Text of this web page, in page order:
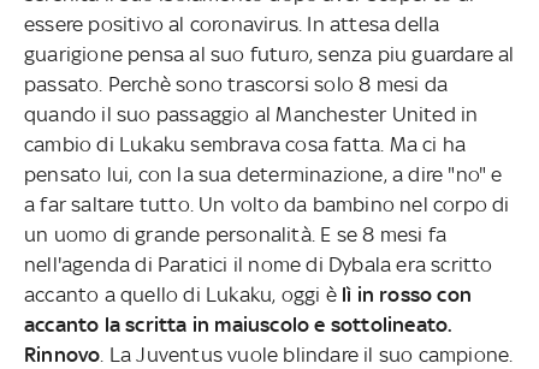
essere positivo al coronavirus. In attesa della
guarigione pensa al suo futuro, senza piu guardare al
passato. Perchè sono trascorsi solo 8 mesi da
quando il suo passaggio al Manchester United in
cambio di Lukaku sembrava cosa fatta. Ma ci ha
pensato lui, con la sua determinazione, a dire "no" e
a far saltare tutto. Un volto da bambino nel corpo di
un uomo di grande personalità. E se 8 mesi fa
nell'agenda di Paratici il nome di Dybala era scritto
accanto a quello di Lukaku, oggi èlì in rosso con
accanto la scritta in maiuscolo e sottolineato.
Rinnovo . La Juventus vuole blindare il suo campione.